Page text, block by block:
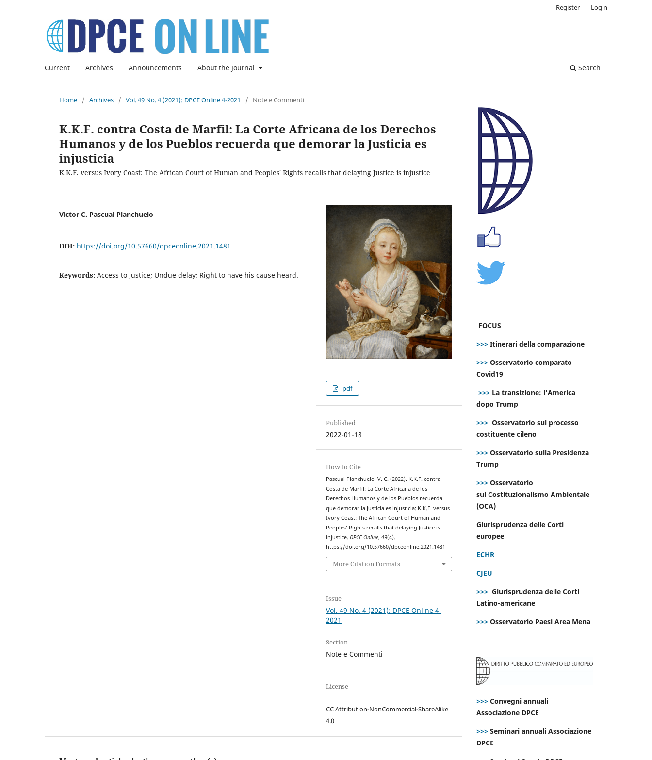
Current Archives Announcements About the Journal Search
Register Login
Home / Archives / Vol. 49 No. 4 (2021): DPCE Online 4-2021 / Note e Commenti
K.K.F. contra Costa de Marfil: La Corte Africana de los Derechos
Humanos y de los Pueblos recuerda que demorar la Justicia es
injusticia
K.K.F. versus Ivory Coast: The African Court of Human and Peoples' Rights recalls that delaying Justice is injustice
Victor C. Pascual Planchuelo
DOI: https://doi.org/10.57660/dpceonline.2021.1481
Keywords: Access to Justice; Undue delay; Right to have his cause heard.
.pdf
Published
2022-01-18
How to Cite
Pascual Planchuelo, V. C. (2022). K.K.F. contra
Costa de Marfil: La Corte Africana de los
Derechos Humanos y de los Pueblos recuerda
que demorar la Justicia es injusticia: K.K.F. versus
Ivory Coast: The African Court of Human and
Peoples’ Rights recalls that delaying Justice is
injustice.DPCE Online,49(4).
https://doi.org/10.57660/dpceonline.2021.1481
More Citation Formats
Issue
Vol. 49 No. 4 (2021): DPCE Online 4-
2021
Section
Note e Commenti
License
CC Attribution-NonCommercial-ShareAlike
4.0
FOCUS
>>> Itinerari della comparazione
>>> Osservatorio comparato
Covid19
>>> La transizione: l’America
dopo Trump
>>> Osservatorio sul processo
costituente cileno
>>> Osservatorio sulla Presidenza
Trump
>>> Osservatorio
sul Costituzionalismo Ambientale
(OCA)
Giurisprudenza delle Corti
europee
ECHR
CJEU
>>> Giurisprudenza delle Corti
Latino-americane
>>> Osservatorio Paesi Area Mena
>>> Convegni annuali
Associazione DPCE
>>> Seminari annuali Associazione
DPCE